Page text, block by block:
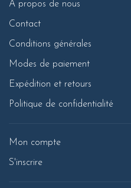
À propos de nous
Contact
Conditions générales
Modes de paiement
Expédition et retours
Politique de confidentialité
Mon compte
S'inscrire